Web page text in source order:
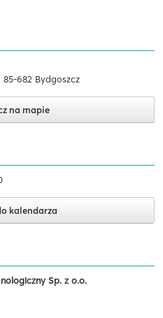
682 Bydgoszcz
na mapie
kalendarza
Sp. z o.o.